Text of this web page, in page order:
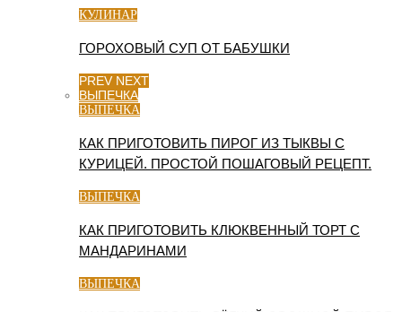
КУЛИНАР
ГОРОХОВЫЙ СУП ОТ БАБУШКИ
PREV NEXT
ВЫПЕЧКА
ВЫПЕЧКА
КАК ПРИГОТОВИТЬ ПИРОГ ИЗ ТЫКВЫ С
КУРИЦЕЙ. ПРОСТОЙ ПОШАГОВЫЙ РЕЦЕПТ.
ВЫПЕЧКА
КАК ПРИГОТОВИТЬ КЛЮКВЕННЫЙ ТОРТ С
МАНДАРИНАМИ
ВЫПЕЧКА